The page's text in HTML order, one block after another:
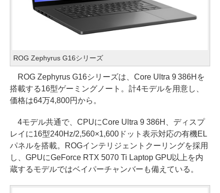
ROG Zephyrus G16シリーズ
ROG Zephyrus G16シリーズは、Core Ultra 9 386Hを
搭載する16型ゲーミングノート。計4モデルを用意し、
価格は64万4,800円から。
4モデル共通で、CPUにCore Ultra 9 386H、ディスプ
レイに16型240Hz/2,560×1,600ドット表示対応の有機EL
パネルを搭載。ROGインテリジェントクーリングを採用
し、GPUにGeForce RTX 5070 Ti Laptop GPU以上を内
蔵するモデルではベイパーチャンバーも備えている。